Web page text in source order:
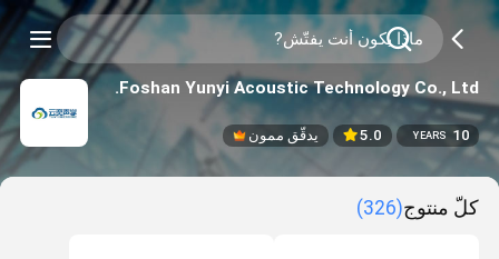
Foshan Yunyi Acoustic Technology Co., Ltd.
10
YEARS
5.0 يدقّق ممون
كلّ منتوج(326)